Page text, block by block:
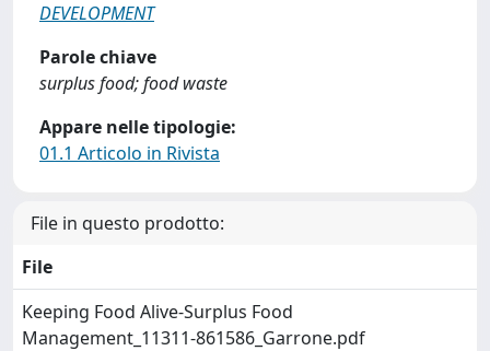
DEVELOPMENT
Parole chiave
surplus food; food waste
Appare nelle tipologie:
01.1 Articolo in Rivista
File in questo prodotto:
File
Keeping Food Alive-Surplus Food
Management_11311-861586_Garrone.pdf